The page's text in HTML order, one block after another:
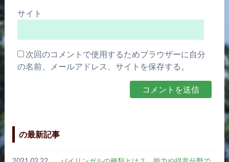
サイト
次回のコメントで使用するためブラウザーに自分
の名前、メールアドレス、サイトを保存する。
の最新記事